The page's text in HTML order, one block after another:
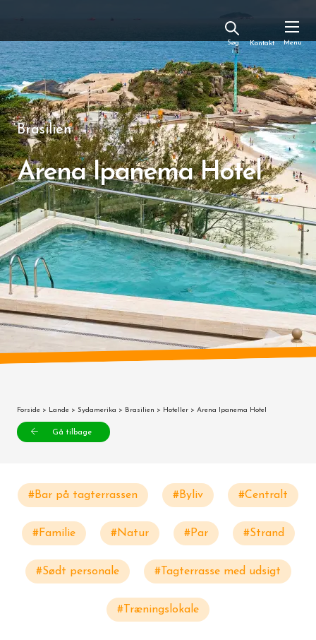
Kontakt
Brasilien
Arena Ipanema Hotel
Forside > Lande > Sydamerika > Brasilien > Hoteller > Arena Ipanema Hotel
Gå tilbage
#Bar på tagterrassen #Byliv #Centralt
#Familie #Natur #Par #Strand
#Sødt personale #Tagterrasse med udsigt
#Træningslokale